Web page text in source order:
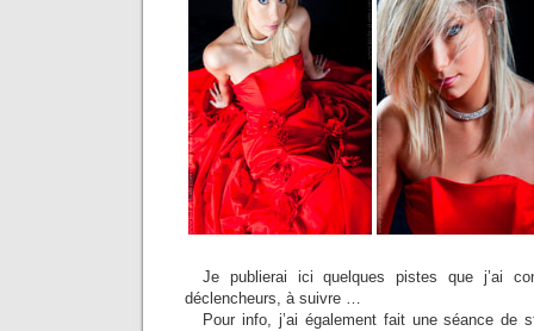
Je publierai ici quelques pistes que j’ai
déclencheurs, à suivre …
Pour info, j’ai également fait une séance de